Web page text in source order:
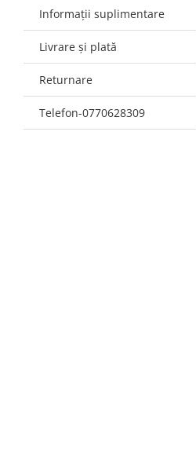
Informații suplimentare
Livrare și plată
Returnare
Telefon-0770628309